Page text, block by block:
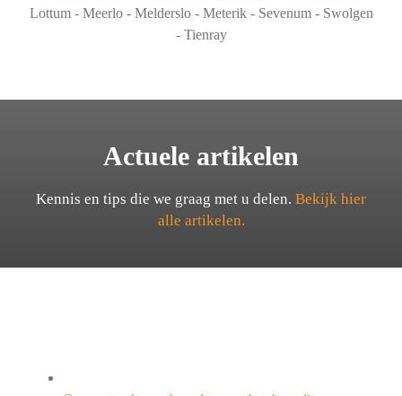
Lottum - Meerlo - Melderslo - Meterik - Sevenum - Swolgen
- Tienray
Actuele artikelen
Kennis en tips die we graag met u delen. Bekijk hier
alle artikelen.